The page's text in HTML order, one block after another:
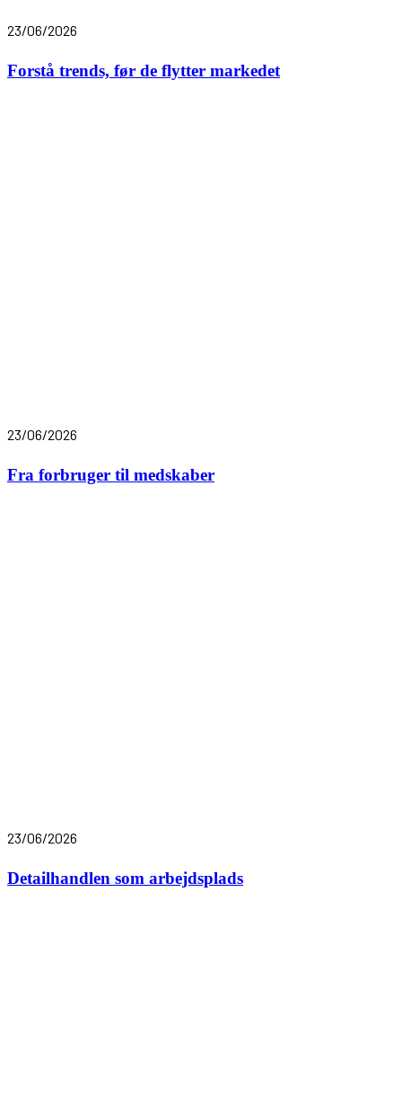
23/06/2026
Forstå trends, før de flytter markedet
23/06/2026
Fra forbruger til medskaber
23/06/2026
Detailhandlen som arbejdsplads